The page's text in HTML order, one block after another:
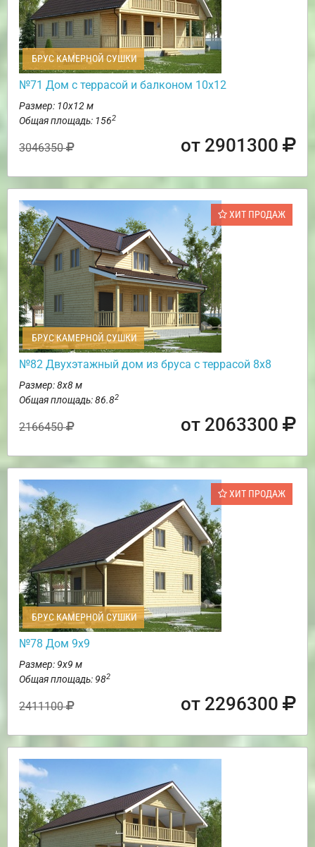
БРУС КАМЕРНОЙ СУШКИ
№71 Дом с террасой и балконом 10х12
Размер: 10х12 м
Общая площадь: 1562
3046350 от 2901300
ХИТ ПРОДАЖ
БРУС КАМЕРНОЙ СУШКИ
№82 Двухэтажный дом из бруса с террасой 8х8
Размер: 8х8 м
Общая площадь: 86.82
2166450 от 2063300
ХИТ ПРОДАЖ
БРУС КАМЕРНОЙ СУШКИ
№78 Дом 9х9
Размер: 9х9 м
Общая площадь: 982
2411100 от 2296300